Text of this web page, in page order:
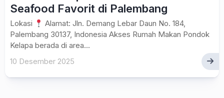
Seafood Favorit di Palembang
Lokasi
Alamat: Jln. Demang Lebar Daun No. 184,
Palembang 30137, Indonesia Akses Rumah Makan Pondok
Kelapa berada di area...
10 Desember 2025